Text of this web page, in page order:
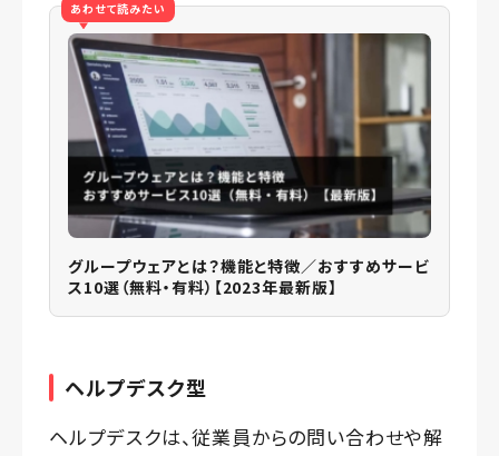
あわせて読みたい
グループウェアとは？機能と特徴／おすすめサービ
ス10選（無料・有料）【2023年最新版】
ヘルプデスク型
ヘルプデスクは、従業員からの問い合わせや解